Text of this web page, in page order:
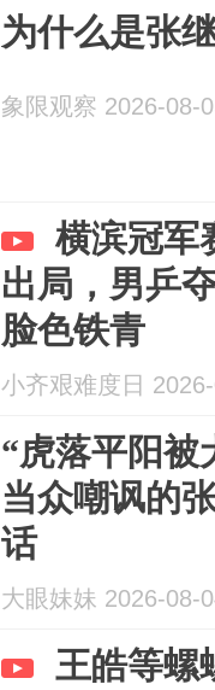
为什么是张
象限观察 2026-08-
横滨冠军
出局，男乒
脸色铁青
小齐艰难度日
“虎落平阳被
当众嘲讽的
话
大眼妹妹 2026-08-
王皓等螺